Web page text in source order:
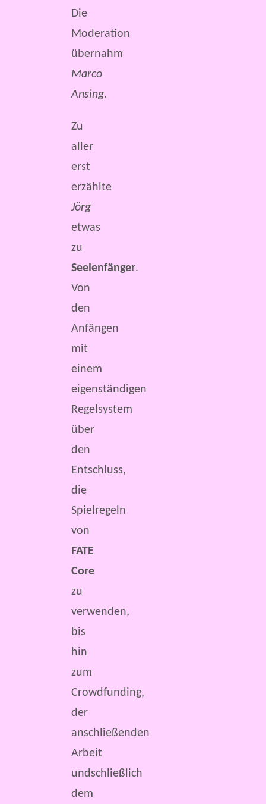
Die
Moderation
übernahm
Marco
Ansing.
Zu
aller
erst
erzählte
Jörg
etwas
zu
Seelenfänger.
Von
den
Anfängen
mit
einem
eigenständigen
Regelsystem
über
den
Entschluss,
die
Spielregeln
von
FATE
Core
zu
verwenden,
bis
hin
zum
Crowdfunding,
der
anschließenden
Arbeit
undschließlich
dem